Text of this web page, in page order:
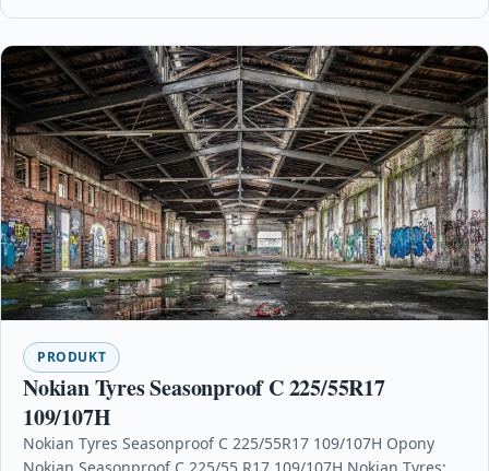
PRODUKT
Nokian Tyres Seasonproof C 225/55R17
109/107H
Nokian Tyres Seasonproof C 225/55R17 109/107H Opony